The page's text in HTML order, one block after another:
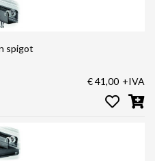
spigot
€ 41,00 +IVA